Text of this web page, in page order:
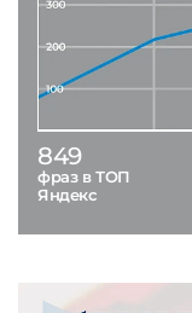
849
фраз в ТОП
Яндекс